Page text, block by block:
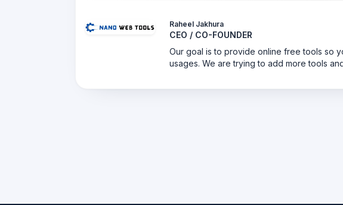
Raheel Jakhura
CEO / CO-FOUNDER
Our goal is to provide online free tools so
usages. We are trying to add more tools